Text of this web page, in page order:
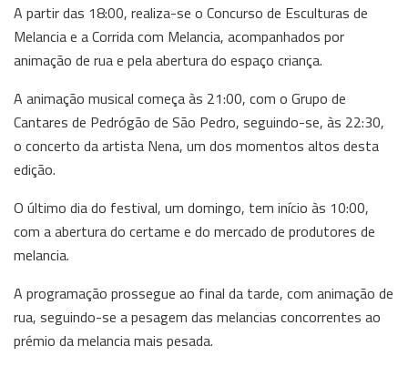
A partir das 18:00, realiza-se o Concurso de Esculturas de
Melancia e a Corrida com Melancia, acompanhados por
animação de rua e pela abertura do espaço criança.
A animação musical começa às 21:00, com o Grupo de
Cantares de Pedrógão de São Pedro, seguindo-se, às 22:30,
o concerto da artista Nena, um dos momentos altos desta
edição.
O último dia do festival, um domingo, tem início às 10:00,
com a abertura do certame e do mercado de produtores de
melancia.
A programação prossegue ao final da tarde, com animação de
rua, seguindo-se a pesagem das melancias concorrentes ao
prémio da melancia mais pesada.